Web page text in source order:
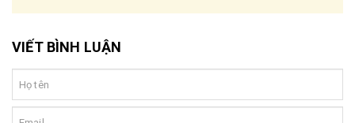
VIẾT BÌNH LUẬN